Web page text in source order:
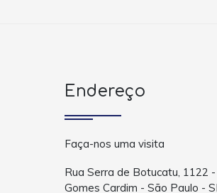
Endereço
Faça-nos uma visita
Rua Serra de Botucatu, 1122 -
Gomes Cardim - São Paulo -